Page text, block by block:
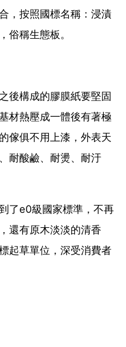
，按照國標名稱：浸漬
俗稱生態板。
後構成的膠膜紙要堅固
材熱壓成一體後有著極
傢俱不用上漆，外表天
耐酸鹼、耐燙、耐汙
了e0級國家標準，不再
還有原木淡淡的清香
起草單位，深受消費者